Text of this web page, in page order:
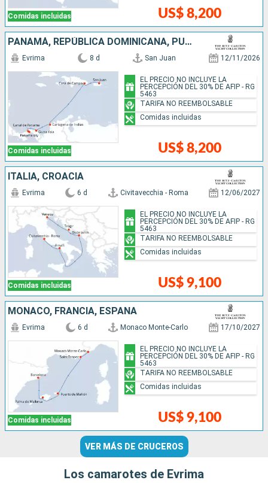
Comidas incluidas US$ 8,200
PANAMÁ, REPÚBLICA DOMINICANA, PUERTO RICO, COLOMBIA
Comidas incluidas
Evrima 8 d San Juan 12/11/2026
US$ 8,200
EL PRECIO NO INCLUYE LA
PERCEPCIÓN DEL 30% DE AFIP - RG
5463
TARIFA NO REEMBOLSABLE
Comidas incluidas
ITALIA, CROACIA
Comidas incluidas
Evrima 6 d Civitavecchia - Roma 12/06/2027
US$ 9,100
EL PRECIO NO INCLUYE LA
PERCEPCIÓN DEL 30% DE AFIP - RG
5463
TARIFA NO REEMBOLSABLE
Comidas incluidas
MONACO, FRANCIA, ESPAÑA
Comidas incluidas
Evrima 6 d Monaco Monte-Carlo 17/10/2027
US$ 9,100
EL PRECIO NO INCLUYE LA
PERCEPCIÓN DEL 30% DE AFIP - RG
5463
TARIFA NO REEMBOLSABLE
Comidas incluidas
VER MÁS DE CRUCEROS
Los camarotes de Evrima